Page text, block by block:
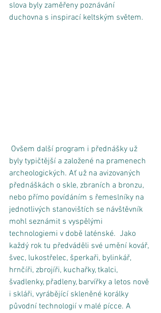
slova byly zaměřeny poznávání
duchovna s inspirací keltským světem.
byly typičtější a založené na pramenech
archeologických. Ať už na avizovaných
přednáškách o skle, zbraních a bronzu,
nebo přímo povídáním s řemeslníky na
jednotlivých stanovištích se návštěvník
mohl seznámit s vyspělými
technologiemi v době laténské.  Jako
každý rok tu předváděli své umění kovář,
švec, lukostřelec, šperkaři, bylinkář,
hrnčíři, zbrojíři, kuchařky, tkalci,
švadlenky, přadleny, barvířky a letos nově
i skláři, vyrábějící skleněné korálky
původní technologií v malé pícce. A